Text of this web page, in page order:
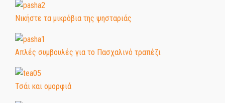
Νικήστε τα μικρόβια της ψησταριάς
Απλές συμβουλές για το Πασχαλινό τραπέζι
Τσάι και ομορφιά